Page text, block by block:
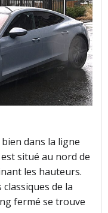
dans la ligne
situé au nord de
les hauteurs.
de la
fermé se trouve